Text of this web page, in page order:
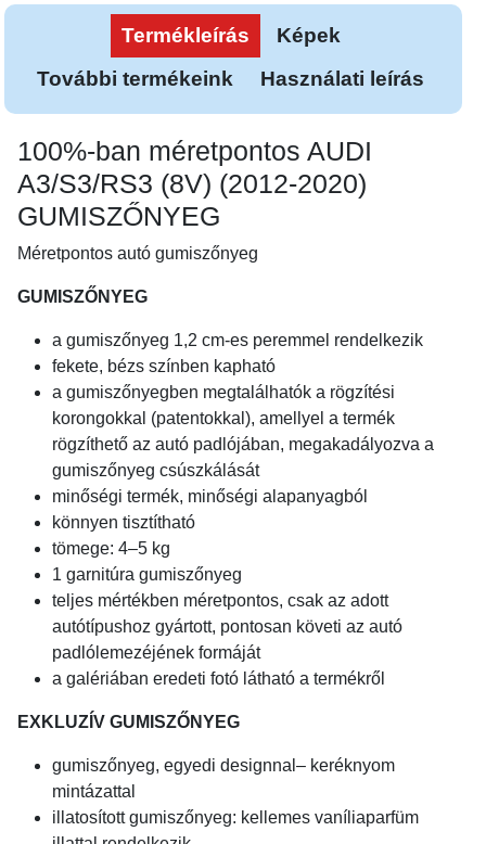
Termékleírás
Képek
További termékeink
Használati leírás
100%-ban méretpontos AUDI
A3/S3/RS3 (8V) (2012-2020)
GUMISZŐNYEG
Méretpontos autó gumiszőnyeg
GUMISZŐNYEG
a gumiszőnyeg 1,2 cm-es peremmel rendelkezik
fekete, bézs színben kapható
a gumiszőnyegben megtalálhatók a rögzítési
korongokkal (patentokkal), amellyel a termék
rögzíthető az autó padlójában, megakadályozva a
gumiszőnyeg csúszkálását
minőségi termék, minőségi alapanyagból
könnyen tisztítható
tömege: 4–5 kg
1 garnitúra gumiszőnyeg
teljes mértékben méretpontos, csak az adott
autótípushoz gyártott, pontosan követi az autó
padlólemezéjének formáját
a galériában eredeti fotó látható a termékről
EXKLUZÍV GUMISZŐNYEG
gumiszőnyeg, egyedi designnal– keréknyom
mintázattal
illatosított gumiszőnyeg: kellemes vaníliaparfüm